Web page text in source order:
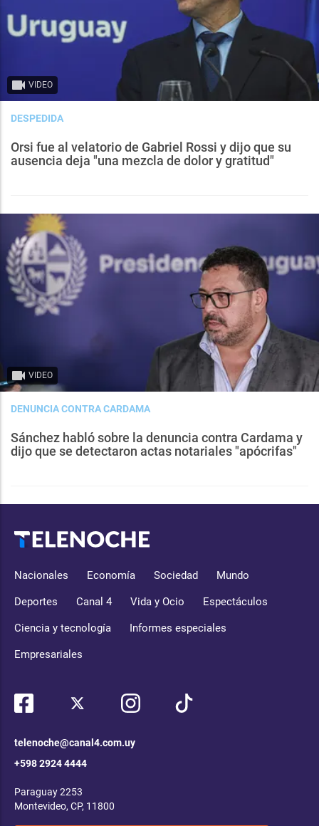
VIDEO
DESPEDIDA
Orsi fue al velatorio de Gabriel Rossi y dijo que su
ausencia deja "una mezcla de dolor y gratitud"
VIDEO
DENUNCIA CONTRA CARDAMA
Sánchez habló sobre la denuncia contra Cardama y
dijo que se detectaron actas notariales "apócrifas"
Nacionales Economía Sociedad Mundo
Deportes Canal 4 Vida y Ocio Espectáculos
Ciencia y tecnología Informes especiales
Empresariales
telenoche@canal4.com.uy
+598 2924 4444
Paraguay 2253
Montevideo, CP, 11800